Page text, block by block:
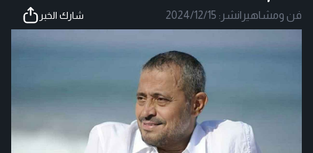
فن ومشاهير |نشر: 2024/12/15 شارك الخبر